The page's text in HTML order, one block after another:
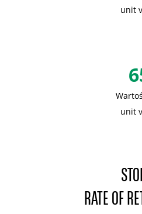
unit
unit
RATE OF